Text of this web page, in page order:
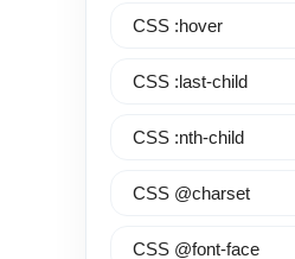
CSS :hover
CSS :last-child
CSS :nth-child
CSS @charset
CSS @font-face